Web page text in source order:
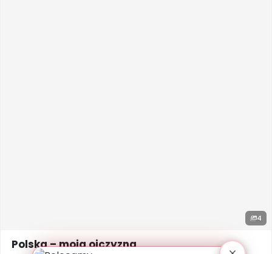
4
Polska – moja ojczyzna